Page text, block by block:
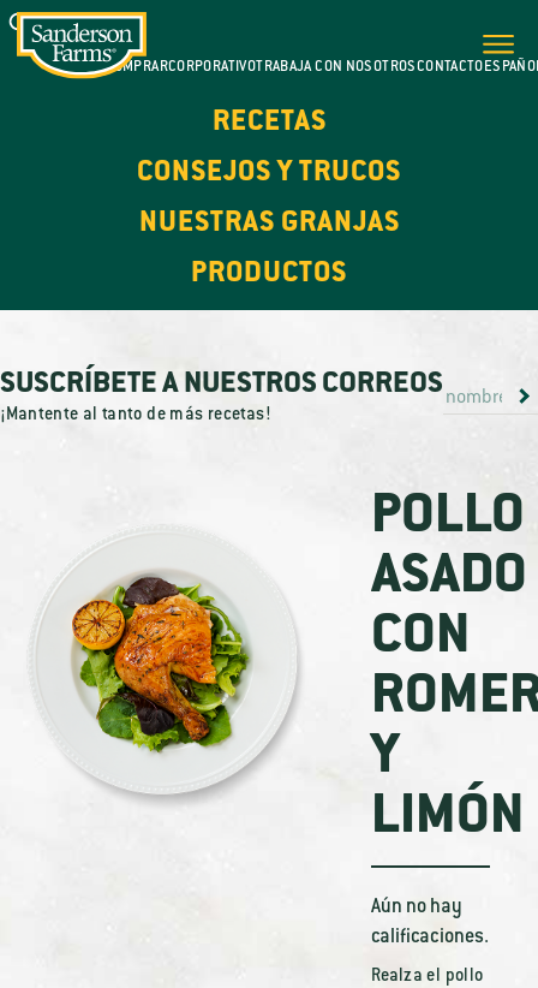
DÓNDE COMPRARCORPORATIVOTRABAJA CON NOSOTROSCONTACTO
RECETAS
CONSEJOS Y TRUCOS
NUESTRAS GRANJAS
PRODUCTOS
SUSCRÍBETE A NUESTROS CORREOS
¡Mantente al tanto de más recetas!
POLLO
ASADO
CON
Y
LIMÓN
Aún no hay
calificaciones.
Realza el pollo